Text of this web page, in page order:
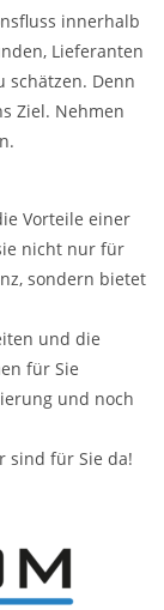
innerhalb
Lieferanten
schätzen. Denn
Ziel. Nehmen
Vorteile einer
nicht nur für
sondern bietet
und die
für Sie
und noch
sind für Sie da!